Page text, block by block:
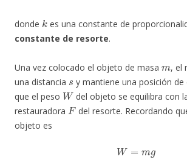
donde
k
es una constante de
constante de resorte.
Una vez colocado el objeto de masa
, el
una distancia
s
y mantiene una posición de
que el peso
W
del objeto se equilibra con
restauradora
F
del resorte. Recordando
objeto es
(3)W =mg